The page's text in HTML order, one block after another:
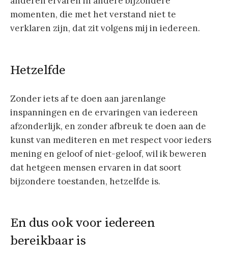
momenten, die met het verstand niet te
verklaren zijn, dat zit volgens mij in iedereen.
Hetzelfde
Zonder iets af te doen aan jarenlange
inspanningen en de ervaringen van iedereen
afzonderlijk, en zonder afbreuk te doen aan de
kunst van mediteren en met respect voor ieders
mening en geloof of niet-geloof, wil ik beweren
dat hetgeen mensen ervaren in dat soort
bijzondere toestanden, hetzelfde is.
En dus ook voor iedereen
bereikbaar is